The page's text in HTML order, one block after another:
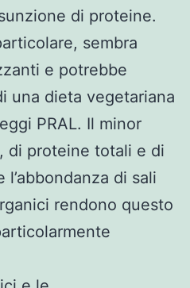
di proteine.
sembra
e potrebbe
una dieta vegetariana
PRAL. Il minor
di proteine totali e di
di sali
rendono questo